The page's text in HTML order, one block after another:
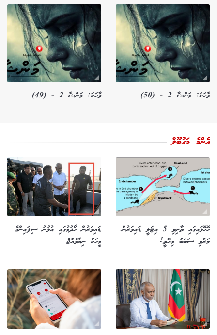
ވާހަކަ: މަންޝާ 2 - (50) ވާހަކަ: މަންޝާ 2 - (49)
އެންމެ މަގުބޫލް
ހޮހޮޅައިގައި ތާށިވި 5 އިޓަލީ ޑައިވަރުން
މަރުވި ސަބަބު މިއޮތީ!
ޑައިވަރުން ހޯދުމުގައި އުޅުނު ސިފައިންގެ
މީހަކު ނިޔާވެއްޖެ